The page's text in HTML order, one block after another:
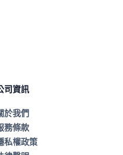
司資訊
於我們
務條款
私權政策